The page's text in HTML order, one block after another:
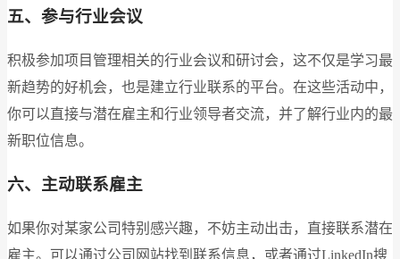
五、参与行业会议
积极参加项目管理相关的行业会议和研讨会，这不仅是学习最
新趋势的好机会，也是建立行业联系的平台。在这些活动中，
你可以直接与潜在雇主和行业领导者交流，并了解行业内的最
新职位信息。
六、主动联系雇主
如果你对某家公司特别感兴趣，不妨主动出击，直接联系潜在
雇主。可以通过公司网站找到联系信息，或者通过LinkedIn搜